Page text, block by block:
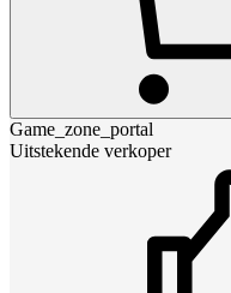
Game_zone_portal
Uitstekende verkoper